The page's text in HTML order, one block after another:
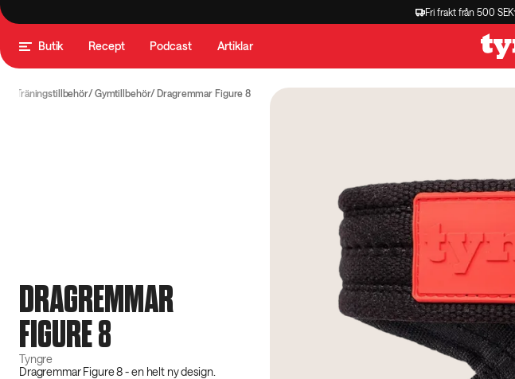
Fri frakt från 500 SEK
Butik Recept Podcast Artiklar
Träningstillbehör Gymtillbehör Dragremmar Figure 8
DRAGREMMAR
FIGURE 8
Tyngre
Dragremmar Figure 8 - en helt ny design.